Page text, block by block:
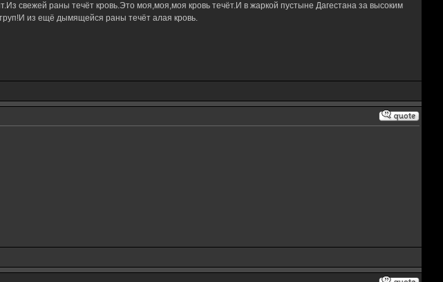
свежей раны течёт кровь.Это моя,моя,моя кровь течёт.И в жаркой пустыне Дагестана за высоким
из ещё дымящейся раны течёт алая кровь.